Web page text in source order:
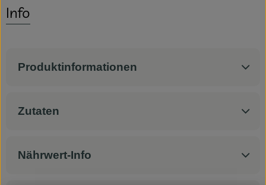
Info
Produktinformationen
Zutaten
Nährwert-Info